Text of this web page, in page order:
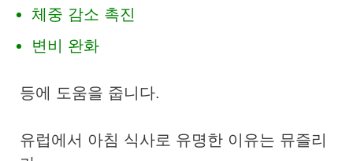
체중 감소 촉진
변비 완화
등에 도움을 줍니다.
유럽에서 아침 식사로 유명한 이유는 뮤즐리